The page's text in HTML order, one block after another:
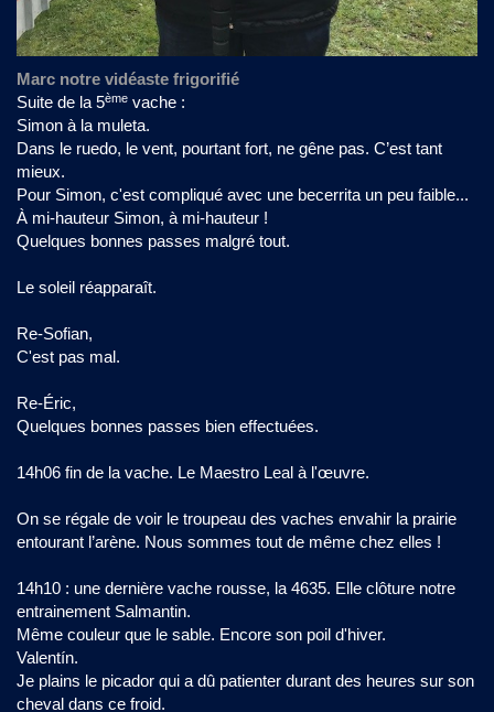
Marc notre vidéaste frigorifié
Suite de la 5ème vache :
Simon à la muleta.
Dans le ruedo, le vent, pourtant fort, ne gêne pas. C’est tant
mieux.
Pour Simon, c'est compliqué avec une becerrita un peu faible...
À mi-hauteur Simon, à mi-hauteur !
Quelques bonnes passes malgré tout.
Le soleil réapparaît.
Re-Sofian,
C'est pas mal.
Re-Éric,
Quelques bonnes passes bien effectuées.
14h06 fin de la vache. Le Maestro Leal à l'œuvre.
On se régale de voir le troupeau des vaches envahir la prairie
entourant l’arène. Nous sommes tout de même chez elles !
14h10 : une dernière vache rousse, la 4635. Elle clôture notre
entrainement Salmantin.
Même couleur que le sable. Encore son poil d'hiver.
Valentín.
Je plains le picador qui a dû patienter durant des heures sur son
cheval dans ce froid.